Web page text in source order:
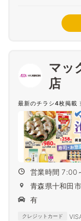
マッ
店
最新のチラシ4枚掲載
営業時
青森県十和田
有
クレジットカード